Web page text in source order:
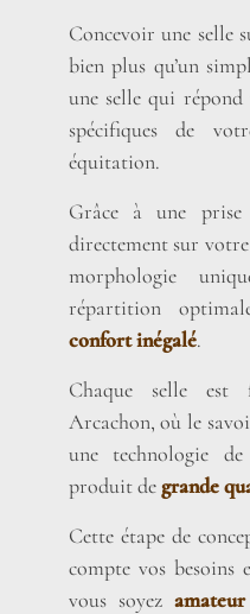
Concevoir une selle
bien plus qu’un
une selle qui
spécifiques de
équitation.
Grâce à une
directement sur votre
morphologie
répartition
confort inégalé.
Chaque selle est
Arcachon, où le
une technologie
produit degrande
Cette étape de
compte vos besoins
vous soyez